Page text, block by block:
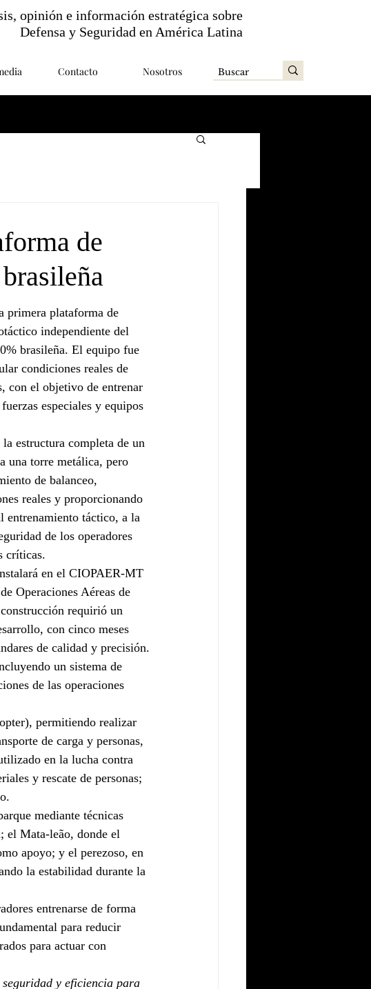
Contacto Nosotros
opinión e información estratégica sobre
Defensa y Seguridad en América Latina
de
primera plataforma de
independiente del
brasileña. El equipo fue
condiciones reales de
con el objetivo de entrenar
especiales y equipos
estructura completa de un
una torre metálica, pero
de balanceo,
reales y proporcionando
entrenamiento táctico, a la
de los operadores
críticas.
en el CIOPAER-MT
Operaciones Aéreas de
requirió un
con cinco meses
de calidad y precisión.
un sistema de
de las operaciones
permitiendo realizar
de carga y personas,
en la lucha contra
y rescate de personas;
mediante técnicas
el Mata-leão, donde el
apoyo; y el perezoso, en
la estabilidad durante la
entrenarse de forma
para reducir
para actuar con
y eficiencia para